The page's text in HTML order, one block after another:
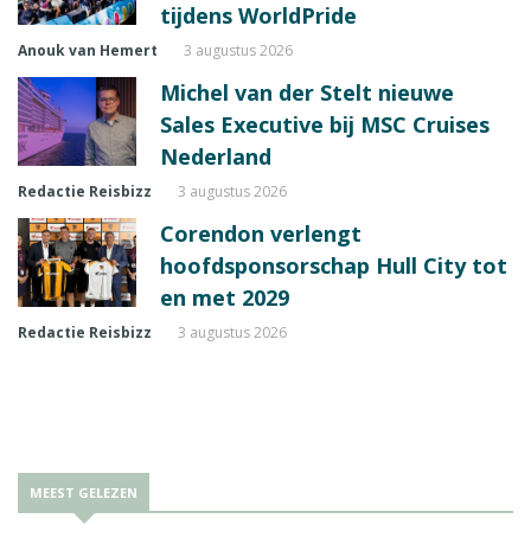
tijdens WorldPride
Anouk van Hemert 3 augustus 2026
Michel van der Stelt nieuwe
Sales Executive bij MSC Cruises
Nederland
Redactie Reisbizz 3 augustus 2026
Corendon verlengt
hoofdsponsorschap Hull City tot
en met 2029
Redactie Reisbizz 3 augustus 2026
MEEST GELEZEN